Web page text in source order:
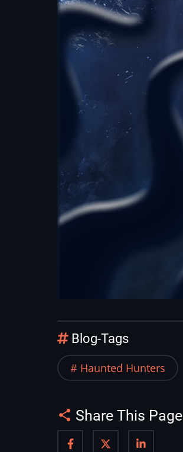
Blog-Tags
Haunted Hunters
Share This Page